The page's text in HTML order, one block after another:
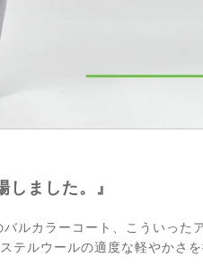
ました。』
ルカラーコート、こういった
テルウールの適度な軽やかさ